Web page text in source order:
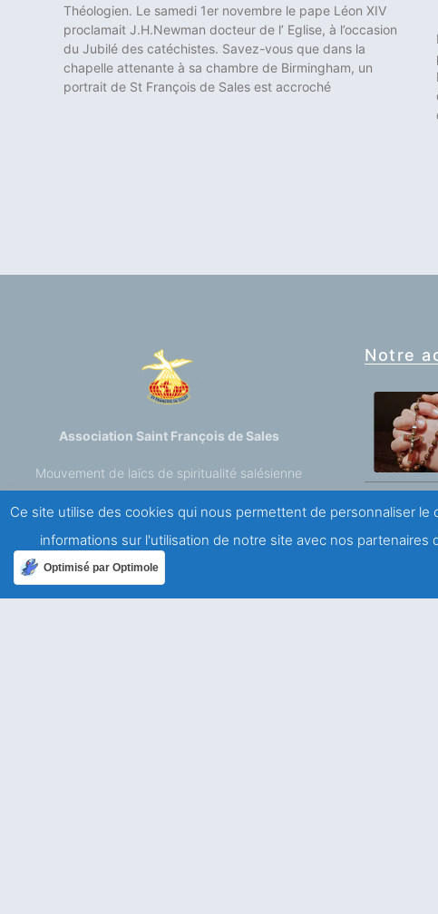
Théologien. Le samedi 1er novembre le pape Léon XIV
proclamait J.H.Newman docteur de l’ Eglise, à l’occasion
du Jubilé des catéchistes. Savez-vous que dans la
chapelle attenante à sa chambre de Birmingham, un
portrait de St François de Sales est accroché
Association Saint François de Sales
Mouvement de laïcs de spiritualité salésienne
Qui sommes-nous ?
Mentions légales
Notre
Ce site utilise des cookies qui nous permettent de personnaliser
informations sur l'utilisation de notre site avec nos
Optimisé par Optimole